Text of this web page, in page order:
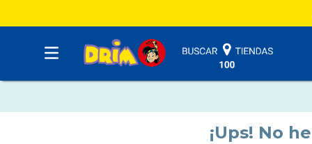
¡Ups! No